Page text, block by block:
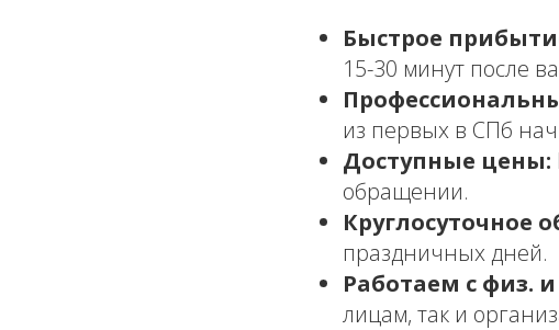
Быстрое
15-30 минут после
из первых в СПб
Доступные цены:
обращении.
Круглосуточное
праздничных дней.
Работаем с физ.
лицам, так и